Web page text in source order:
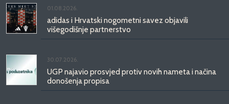
01.08.2026.
adidas i Hrvatski nogometni savez objavili
višegodišnje partnerstvo
30.07.2026.
UGP najavio prosvjed protiv novih nameta i načina
donošenja propisa